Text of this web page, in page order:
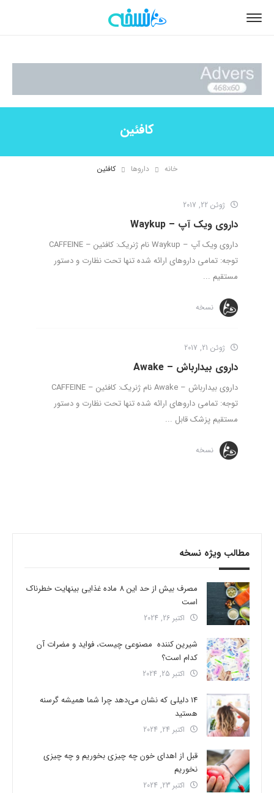
کافئین
خانه داروها کافئین
ژوئن 22, 2017
داروی ویک آپ – Waykup
داروی ویک آپ – Waykup نام ژنریک: کافئین – CAFFEINE
توجه: تمامی داروهای ارائه شده تنها تحت نظارت و دستور
مستقیم ...
نسخه
ژوئن 21, 2017
داروی بیدارباش – Awake
داروی بیدارباش – Awake نام ژنریک: کافئین – CAFFEINE
توجه: تمامی داروهای ارائه شده تنها تحت نظارت و دستور
مستقیم پزشک قابل ...
نسخه
مطالب ویژه نسخه
مصرف بیش از حد این 8 ماده غذایی بینهایت خطرناک
است
اکتبر 26, 2024
شیرین کننده مصنوعی چیست، فواید و مضرات آن
کدام است؟
اکتبر 25, 2024
14 دلیلی که نشان می‌دهد چرا شما همیشه گرسنه
هستید
اکتبر 24, 2024
قبل از اهدای خون چه چیزی بخوریم و چه چیزی
نخوریم
اکتبر 23, 2024